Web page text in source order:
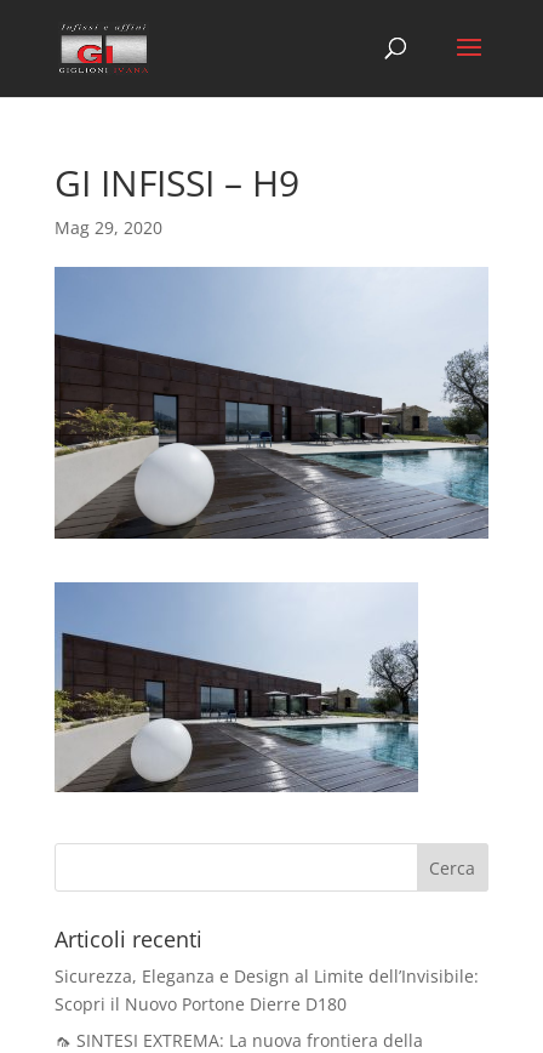
GI INFISSI – H9
Mag 29, 2020
Articoli recenti
Sicurezza, Eleganza e Design al Limite dell’Invisibile:
Scopri il Nuovo Portone Dierre D180
🦟 SINTESI EXTREMA: La nuova frontiera della